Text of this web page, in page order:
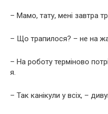
– Мамо, тату, мені завтра
– Що трапилося? – не на
– На роботу терміново
я.
– Так канікули у всіх, –